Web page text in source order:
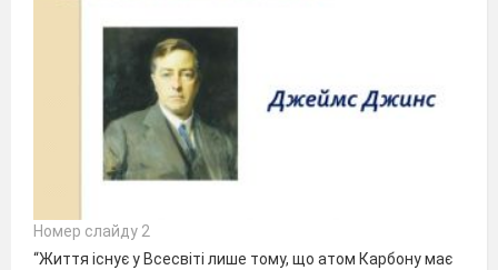
Номер слайду 2
“Життя існує у Всесвіті лише тому, що атом Карбону має